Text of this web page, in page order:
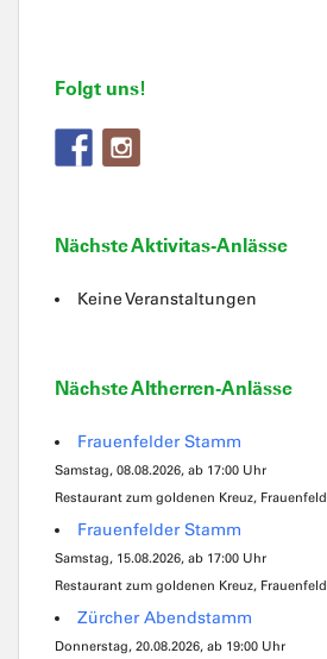
Folgt uns!
Nächste Aktivitas-Anlässe
Keine Veranstaltungen
Nächste Altherren-Anlässe
Frauenfelder Stamm
Samstag, 08.08.2026, ab 17:00 Uhr
Restaurant zum goldenen Kreuz, Frauenfeld
Frauenfelder Stamm
Samstag, 15.08.2026, ab 17:00 Uhr
Restaurant zum goldenen Kreuz, Frauenfeld
Zürcher Abendstamm
Donnerstag, 20.08.2026, ab 19:00 Uhr